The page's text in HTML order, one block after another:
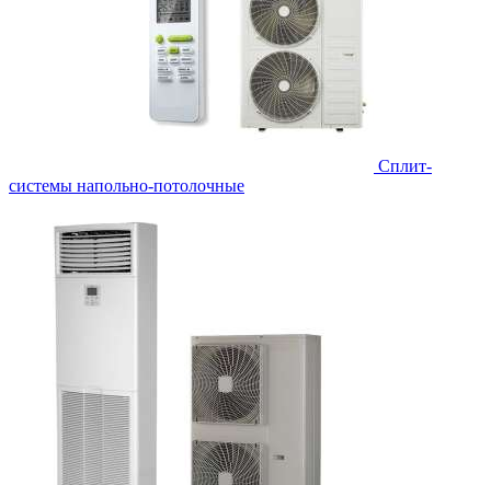
Сплит-
системы напольно-потолочные